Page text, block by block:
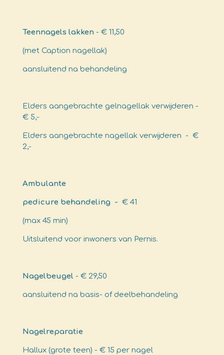
Teennagels lakken - € 11,50
(met Caption nagellak)
aansluitend na behandeling
Elders aangebrachte gelnagellak verwijderen -
€ 5,-
Elders aangebrachte nagellak verwijderen - €
2,-
Ambulante
pedicure behandeling - € 41
(max 45 min)
Uitsluitend voor inwoners van Pernis.
Nagelbeugel - € 29,50
aansluitend na basis- of deelbehandeling
Nagelreparatie
Hallux (grote teen) - € 15 per nagel